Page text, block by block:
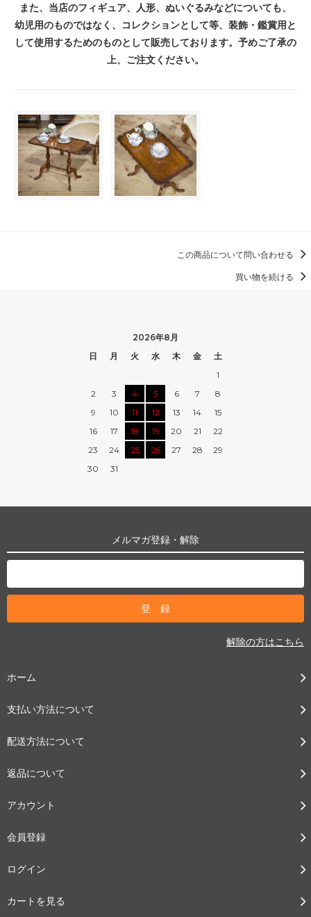
また、当店のフィギュア、人形、ぬいぐるみなどについても、
幼児用のものではなく、コレクションとして等、装飾・鑑賞用と
して使用するためのものとして販売しております。予めご了承の
上、ご注文ください。
この商品について問い合わせる
買い物を続ける
2026年8月
日
月 火 水 木 金
土
1
2
3 4 5 6 7
8
9
10 11 12 13 14
15
16
17 18 19 20 21
22
23
24 25 26 27 28
29
30
31
メルマガ登録・解除
解除の方はこちら
ホーム
支払い方法について
配送方法について
返品について
アカウント
会員登録
ログイン
カートを見る